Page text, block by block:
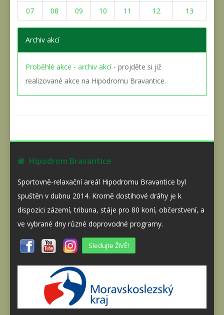
07 08 09 10 11 12 13
Archiv akcí
Proběhlé akce - archiv akcí- projděte si již
realizované akce na Hipodromu Bravantice.
Hipodrom Bravantice
Sportovně-relaxační areál Hipodromu Bravantice byl
spuštěn v dubnu 2014. Kromě dostihové dráhy je k
dispozici zázemí, tribuna, stáje pro 80 koní, občerstvení, a
ve vybrané dny různé doprovodné programy.
Sledujte ŽIVĚ!